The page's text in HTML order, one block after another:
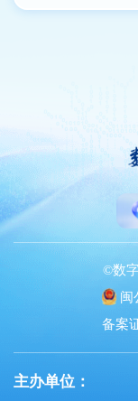
©数
闽
备案
主办单位：